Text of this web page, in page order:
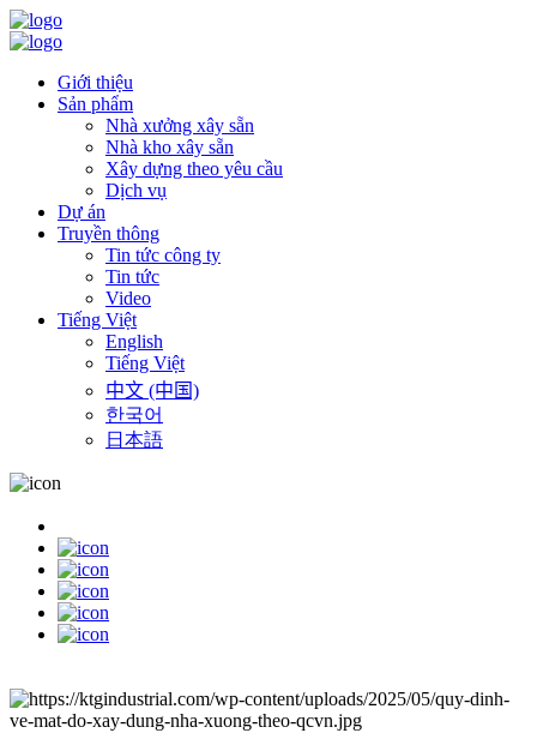
Giới thiệu
Sản phẩm
Nhà xưởng xây sẵn
Nhà kho xây sẵn
Xây dựng theo yêu cầu
Dịch vụ
Dự án
Truyền thông
Tin tức công ty
Tin tức
Video
Tiếng Việt
English
Tiếng Việt
中文 (中国)
한국어
日本語